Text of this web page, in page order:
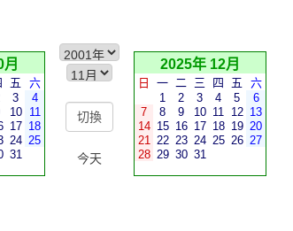
五
六
3
4
10
11
17 18
24 25
31 今天
2025年 12月
日 一 二 三 四 五
六
1
2 3 4 5
6
7
8 9 10 11 12 13
14 15 16 17 18 19 20
21 22 23 24 25 26 27
28 29 30 31